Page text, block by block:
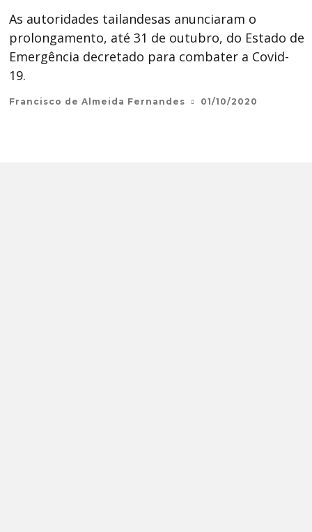
As autoridades tailandesas anunciaram o
prolongamento, até 31 de outubro, do Estado de
Emergência decretado para combater a Covid-
19.
Francisco de Almeida Fernandes 01/10/2020